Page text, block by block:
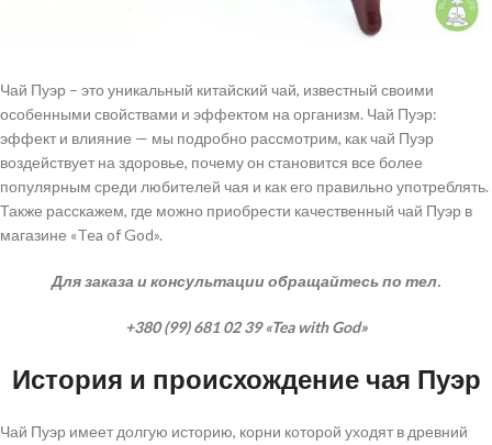
Чай Пуэр – это уникальный китайский чай, известный своими
особенными свойствами и эффектом на организм. Чай Пуэр:
эффект и влияние — мы подробно рассмотрим, как чай Пуэр
воздействует на здоровье, почему он становится все более
популярным среди любителей чая и как его правильно употреблять.
Также расскажем, где можно приобрести качественный чай Пуэр в
магазине «Tea of God».
Для заказа и консультации обращайтесь по тел.
+380 (99) 681 02 39 «Tea with God»
История и происхождение чая Пуэр
Чай Пуэр имеет долгую историю, корни которой уходят в древний